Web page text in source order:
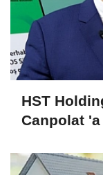
HST
Canpolat